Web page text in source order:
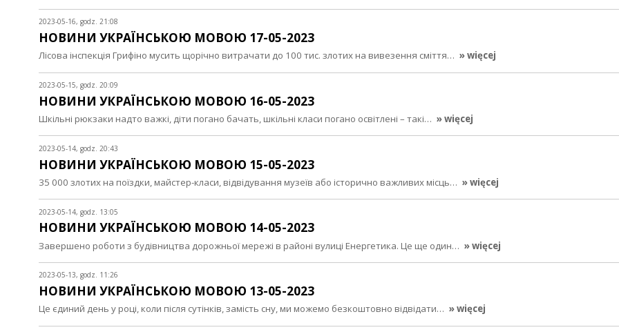
2023-05-16, godz. 21:08
НОВИНИ УКРАЇНСЬКОЮ МОВОЮ 17-05-2023
Лісова інспекція Грифіно мусить щорічно витрачати до 100 тис. злотих на вивезення сміття… » więcej
2023-05-15, godz. 20:09
НОВИНИ УКРАЇНСЬКОЮ МОВОЮ 16-05-2023
Шкільні рюкзаки надто важкі, діти погано бачать, шкільні класи погано освітлені – такі… » więcej
2023-05-14, godz. 20:43
НОВИНИ УКРАЇНСЬКОЮ МОВОЮ 15-05-2023
35 000 злотих на поїздки, майстер-класи, відвідування музеїв або історично важливих місць… » więcej
2023-05-14, godz. 13:05
НОВИНИ УКРАЇНСЬКОЮ МОВОЮ 14-05-2023
Завершено роботи з будівництва дорожньої мережі в районі вулиці Енергетика. Це ще один… » więcej
2023-05-13, godz. 11:26
НОВИНИ УКРАЇНСЬКОЮ МОВОЮ 13-05-2023
Це єдиний день у році, коли після сутінків, замість сну, ми можемо безкоштовно відвідати… » więcej